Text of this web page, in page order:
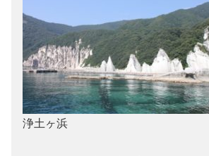
浄土ヶ浜